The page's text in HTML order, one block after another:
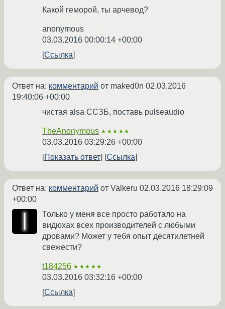
Какой геморой, ты арчевод?
anonymous
03.03.2016 00:00:14 +00:00
Ссылка
Ответ на: комментарий от maked0n 02.03.2016
19:40:06 +00:00
чистая alsa ССЗБ, поставь pulseaudio
TheAnonymous ★★★★★
03.03.2016 03:29:26 +00:00
Показать ответ
Ссылка
Ответ на: комментарий от Valkeru 02.03.2016 18:29:09
+00:00
Только у меня все просто работало на
видюхах всех производителей с любыми
дровами? Может у тебя опыт десятилетней
свежести?
t184256 ★★★★★
03.03.2016 03:32:16 +00:00
Ссылка